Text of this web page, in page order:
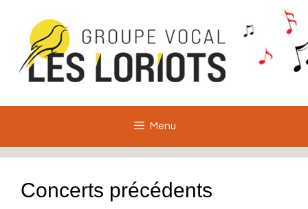
contenu
Menu
Concerts précédents